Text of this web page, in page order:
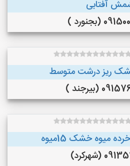
آفتابی
(بجنورد )
(بیرجند )
میوه خشک 15میوه
(شهرکرد)